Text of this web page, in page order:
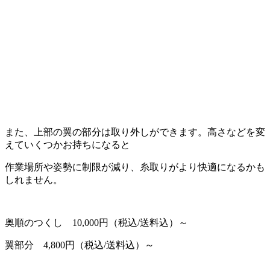
また、上部の翼の部分は取り外しができます。高さなどを変
えていくつかお持ちになると
作業場所や姿勢に制限が減り、糸取りがより快適になるかも
しれません。
奥順のつくし 10,000円（税込/送料込）～
翼部分 4,800円（税込/送料込）～